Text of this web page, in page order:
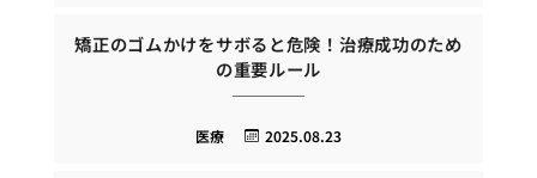
矯正のゴムかけをサボると危険！治療成功のため
の重要ルール
2025.08.23
医療